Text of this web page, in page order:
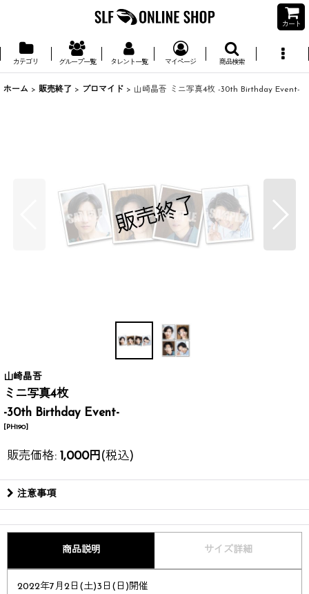
カート
カテゴリ グループ一覧 タレント一覧 マイページ 商品検索
ホーム > 販売終了 > ブロマイド > 山崎晶吾 ミニ写真4枚 -30th Birthday Event-
山崎晶吾
ミニ写真4枚
-30th Birthday Event-
[PH190]
販売価格: 1,000円 (税込)
注意事項
商品説明 サイズ詳細
2022年7月2日(土)3日(日)開催